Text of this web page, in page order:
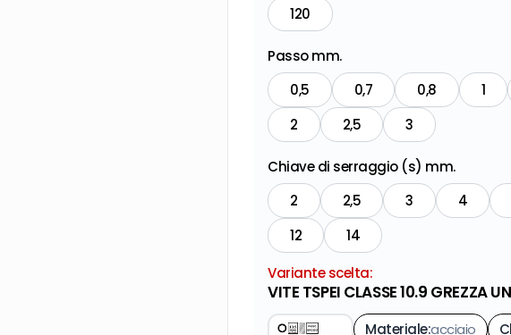
120
Passo mm.
0,5 0,7 0,8 1
2
2,5 3
Chiave di serraggio (s) mm.
2 2,5 3 4
12
14
Variante scelta:
VITE TSPEI CLASSE 10.9 GREZZA
Materiale:acciaio